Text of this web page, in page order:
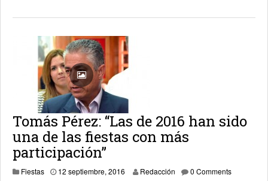
Tomás Pérez: “Las de 2016 han sido
una de las fiestas con más
participación”
Fiestas 12 septiembre, 2016 13 septiembre, 2016
Redacción 0 Comments